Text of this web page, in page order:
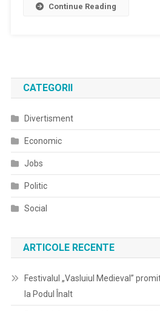
Continue Reading
CATEGORII
Divertisment
Economic
Jobs
Politic
Social
ARTICOLE RECENTE
Festivalul „Vasluiul Medieval”
la Podul Înalt